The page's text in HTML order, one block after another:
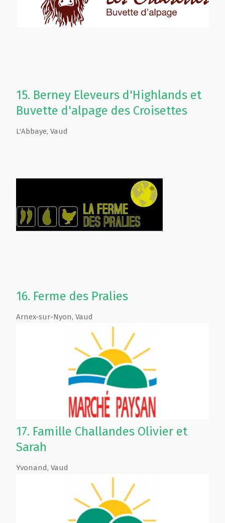
15. Berney Eleveurs d'Highlands et
Buvette d'alpage des Croisettes
L'Abbaye, Vaud
16. Ferme des Pralies
Arnex-sur-Nyon, Vaud
17. Famille Challandes Olivier et
Sarah
Yvonand, Vaud